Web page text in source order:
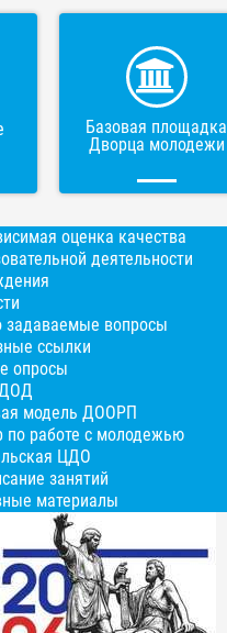
Базовая площадка
Дворца молодежи
оценка качества
деятельности
задаваемые вопросы
ссылки
опросы
модель ДООРП
по работе с молодежью
ЦДО
занятий
материалы